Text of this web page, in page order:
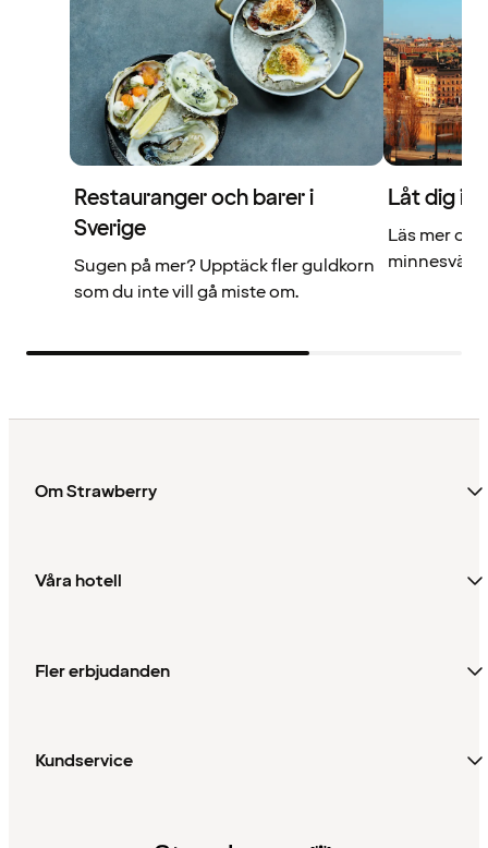
Restauranger och barer i
Sverige
Sugen på mer? Upptäck fler guldkorn
som du inte vill gå miste om.
Låt dig
Läs mer
minnesvärd
Om Strawberry
Våra hotell
Fler erbjudanden
Kundservice